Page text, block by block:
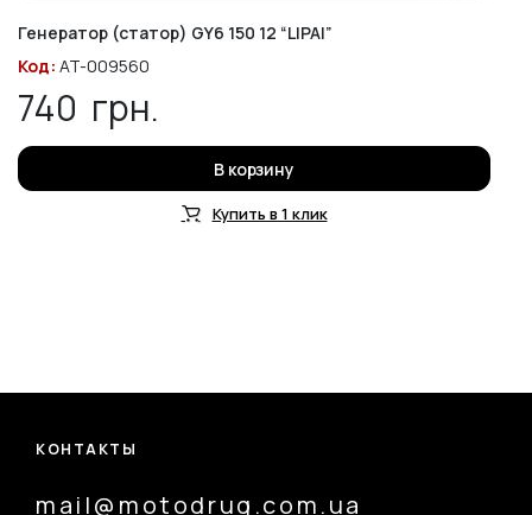
Генератор (статор) GY6 150 12 “LIPAI”
Код: AT-009560
740 грн.
В корзину
Купить в 1 клик
КОНТАКТЫ
mail@motodrug.com.ua